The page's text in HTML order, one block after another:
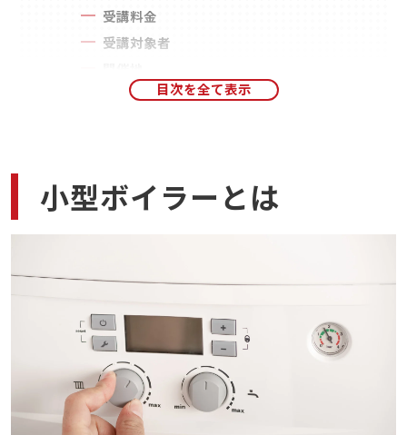
受講料金
受講対象者
CIC日本建設情報センターの小型ボイラー取扱業
小型ボイラーとは